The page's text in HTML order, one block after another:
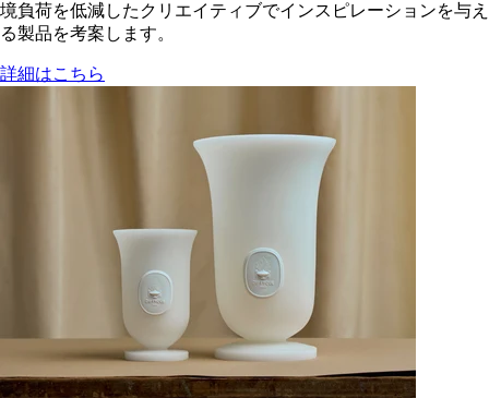
境負荷を低減した​クリエイティブでインスピレーションを与え
る製品を考案します。
詳細はこちら